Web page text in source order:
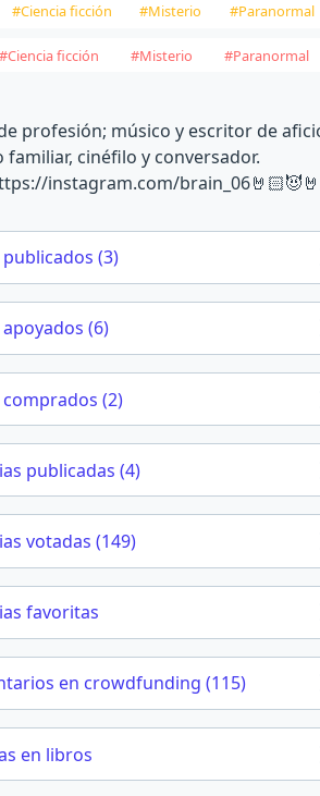
#Ciencia ficción #Misterio #Paranormal
#Ciencia ficción #Misterio #Paranormal
profesión; músico y escritor de
familiar, cinéfilo y conversador.
instagram.com/
(3)
(6)
(2)
publicadas (4)
votadas (149)
favoritas
en crowdfunding (115)
en libros